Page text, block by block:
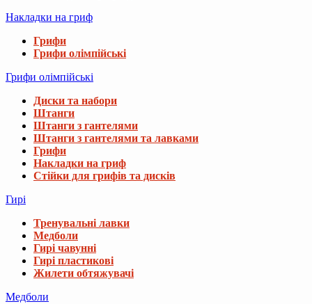
Накладки на гриф
Грифи
Грифи олімпійські
Грифи олімпійські
Диски та набори
Штанги
Штанги з гантелями
Штанги з гантелями та лавками
Грифи
Накладки на гриф
Стійки для грифів та дисків
Гирі
Тренувальні лавки
Медболи
Гирі чавунні
Гирі пластикові
Жилети обтяжувачі
Медболи